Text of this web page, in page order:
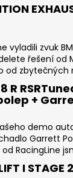
vyladili zvuk
řešení od
od zbytečných
R
+
demo
Garrett
RacingLine
I STAGE 2